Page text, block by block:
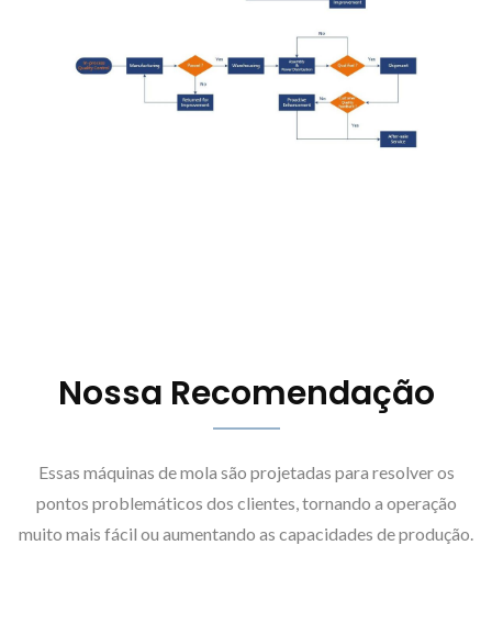
Nossa Recomendação
Essas máquinas de mola são projetadas para resolver os
pontos problemáticos dos clientes, tornando a operação
muito mais fácil ou aumentando as capacidades de produção.